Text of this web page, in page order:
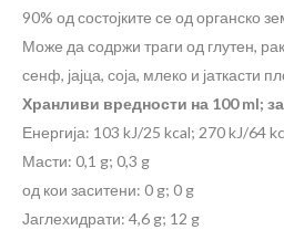
90% од состојките се од органско
Може да содржи траги од глутен,
сенф, јајца, соја, млеко и јаткасти
Хранливи вредности на 100 ml;
Енергија: 103 kJ/25 kcal; 270 kJ/64
Масти: 0,1 g; 0,3 g
од кои заситени: 0 g; 0 g
Јаглехидрати: 4,6 g; 12 g